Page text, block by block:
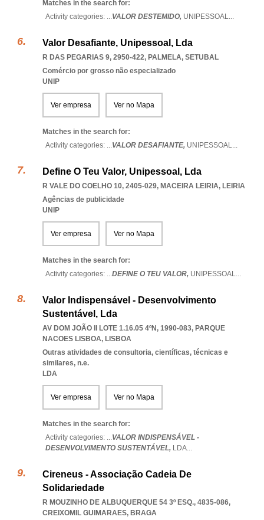
Matches in the search for:
Activity categories: ...VALOR DESTEMIDO, UNIPESSOAL...
Valor Desafiante, Unipessoal, Lda
R DAS PEGARIAS 9, 2950-422, PALMELA, SETUBAL
Comércio por grosso não especializado
UNIP
Ver empresa Ver no Mapa
Matches in the search for:
Activity categories: ...VALOR DESAFIANTE, UNIPESSOAL...
Define O Teu Valor, Unipessoal, Lda
R VALE DO COELHO 10, 2405-029, MACEIRA LEIRIA, LEIRIA
Agências de publicidade
UNIP
Ver empresa Ver no Mapa
Matches in the search for:
Activity categories: ...DEFINE O TEU VALOR, UNIPESSOAL...
Valor Indispensável - Desenvolvimento
Sustentável, Lda
AV DOM JOÃO II LOTE 1.16.05 4ºN, 1990-083, PARQUE
NACOES LISBOA, LISBOA
Outras atividades de consultoria, científicas, técnicas e
similares, n.e.
LDA
Ver empresa Ver no Mapa
Matches in the search for:
Activity categories: ...VALOR INDISPENSÁVEL -
DESENVOLVIMENTO SUSTENTÁVEL, LDA...
Cireneus - Associação Cadeia De
Solidariedade
R MOUZINHO DE ALBUQUERQUE 54 3º ESQ., 4835-086,
CREIXOMIL GUIMARAES, BRAGA